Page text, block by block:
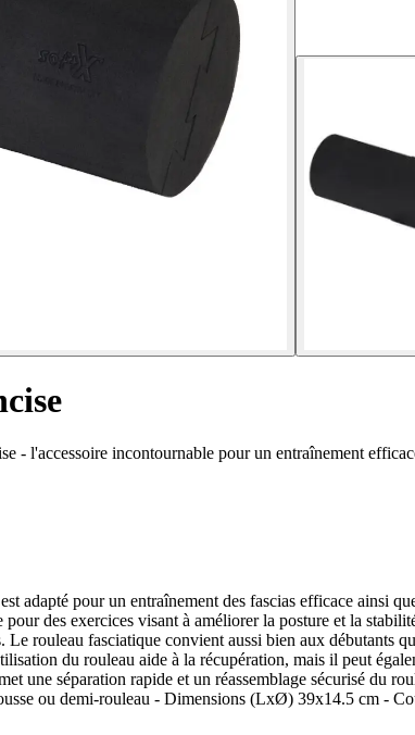
- l'accessoire incontournable pour un entraînement
adapté pour un entraînement des fascias efficace ainsi
des exercices visant à améliorer la posture et la
Le rouleau fasciatique convient aussi bien aux débutants
du rouleau aide à la récupération, mais il peut
une séparation rapide et un réassemblage sécurisé du
ou demi-rouleau - Dimensions (LxØ) 39x14.5 cm -